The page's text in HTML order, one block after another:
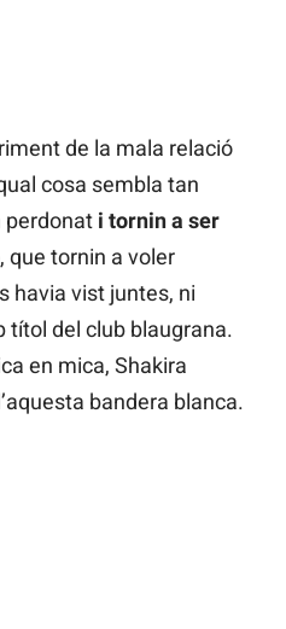
de la mala relació
cosa sembla tan
perdonat i tornin a ser
que tornin a voler
havia vist juntes, ni
títol del club blaugrana.
en mica, Shakira
bandera blanca.